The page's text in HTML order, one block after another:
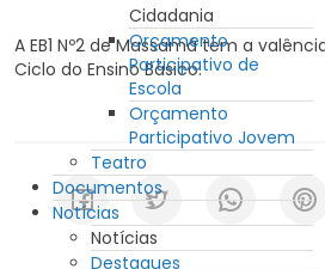
Cidadania
Orçamento
Participativo de
Escola
Orçamento
Participativo Jovem
Teatro
Documentos
Notícias
Notícias
Destaques
A EB1 Nº2 de Massamá tem a
Ciclo do Ensino Básico.